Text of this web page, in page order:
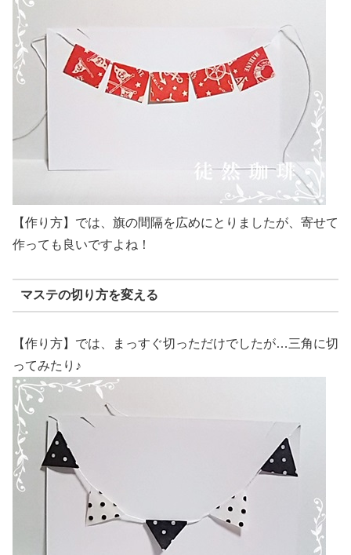
【作り方】では、旗の間隔を広めにとりましたが、寄せて
作っても良いですよね！
マステの切り方を変える
【作り方】では、まっすぐ切っただけでしたが…三角に切
ってみたり♪